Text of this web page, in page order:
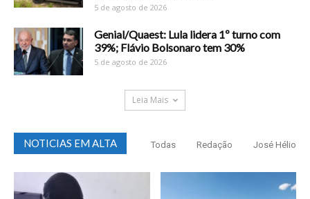
5 de agosto de 2026
Genial/Quaest: Lula lidera 1º turno com
39%; Flávio Bolsonaro tem 30%
5 de agosto de 2026
Leia Mais
NOTICIAS EM ALTA Todas Redação José Hélio